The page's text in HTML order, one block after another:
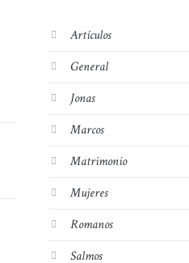
Artículos
General
Jonas
Marcos
Matrimonio
Mujeres
Romanos
Salmos